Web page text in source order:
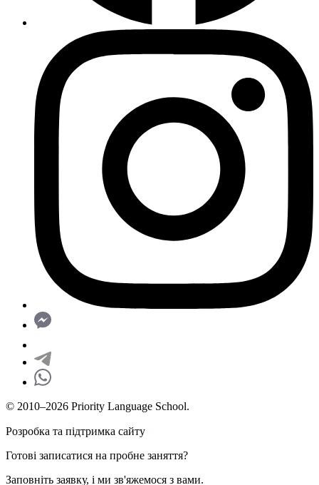
© 2010–2026 Priority Language School.
Розробка та підтримка сайту
Готові записатися на пробне заняття?
Заповніть заявку, і ми зв'яжемося з вами.